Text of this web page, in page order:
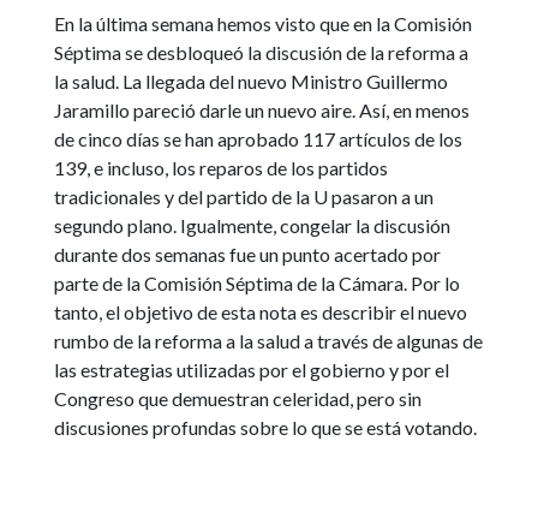
En la última semana hemos visto que en la Comisión
Séptima se desbloqueó la discusión de la reforma a
la salud. La llegada del nuevo Ministro Guillermo
Jaramillo pareció darle un nuevo aire. Así, en menos
de cinco días se han aprobado 117 artículos de los
139, e incluso, los reparos de los partidos
tradicionales y del partido de la U pasaron a un
segundo plano. Igualmente, congelar la discusión
durante dos semanas fue un punto acertado por
parte de la Comisión Séptima de la Cámara. Por lo
tanto, el objetivo de esta nota es describir el nuevo
rumbo de la reforma a la salud a través de algunas de
las estrategias utilizadas por el gobierno y por el
Congreso que demuestran celeridad, pero sin
discusiones profundas sobre lo que se está votando.